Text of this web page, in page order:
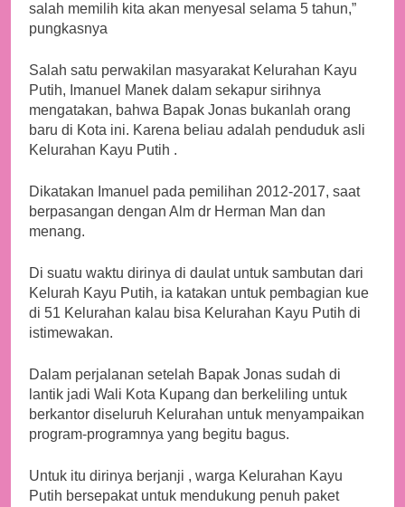
salah memilih kita akan menyesal selama 5 tahun,”
pungkasnya
Salah satu perwakilan masyarakat Kelurahan Kayu
Putih, Imanuel Manek dalam sekapur sirihnya
mengatakan, bahwa Bapak Jonas bukanlah orang
baru di Kota ini. Karena beliau adalah penduduk asli
Kelurahan Kayu Putih .
Dikatakan Imanuel pada pemilihan 2012-2017, saat
berpasangan dengan Alm dr Herman Man dan
menang.
Di suatu waktu dirinya di daulat untuk sambutan dari
Kelurah Kayu Putih, ia katakan untuk pembagian kue
di 51 Kelurahan kalau bisa Kelurahan Kayu Putih di
istimewakan.
Dalam perjalanan setelah Bapak Jonas sudah di
lantik jadi Wali Kota Kupang dan berkeliling untuk
berkantor diseluruh Kelurahan untuk menyampaikan
program-programnya yang begitu bagus.
Untuk itu dirinya berjanji , warga Kelurahan Kayu
Putih bersepakat untuk mendukung penuh paket